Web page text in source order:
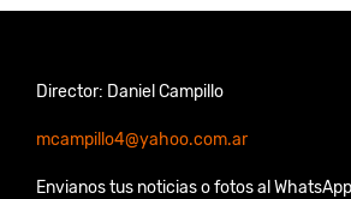
Director: Daniel Campillo
mcampillo4@yahoo.com.ar
Envianos tus noticias o fotos al